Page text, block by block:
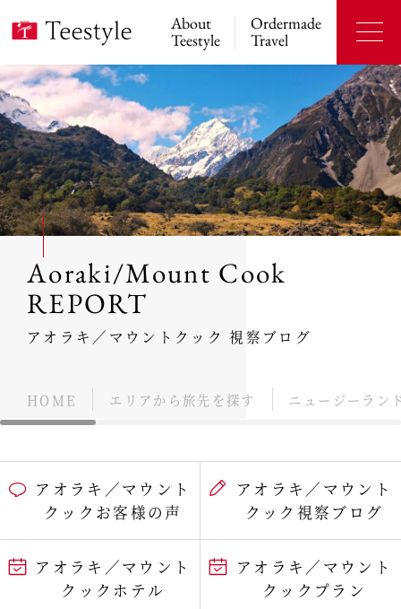
About
Teestyle
Ordermade
Travel
Aoraki/Mount Cook
REPORT
アオラキ／マウントクック 視察ブログ
HOME エリアから旅先を探す ニュージーラン
アオラキ／マウント
クックお客様の声
アオラキ／マウント
クック視察ブログ
アオラキ／マウント
クックホテル
アオラキ／マウント
クックプラン